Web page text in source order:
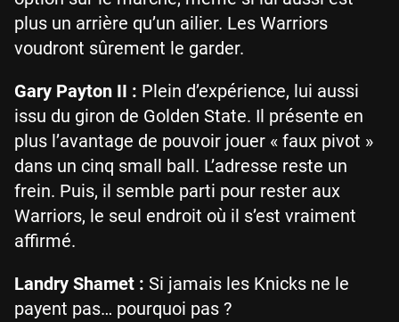
plus un arrière qu’un ailier. Les Warriors
voudront sûrement le garder.
Gary Payton II : Plein d’expérience, lui aussi
issu du giron de Golden State. Il présente en
plus l’avantage de pouvoir jouer « faux pivot »
dans un cinq small ball. L’adresse reste un
frein. Puis, il semble parti pour rester aux
Warriors, le seul endroit où il s’est vraiment
affirmé.
Landry Shamet : Si jamais les Knicks ne le
payent pas… pourquoi pas ?